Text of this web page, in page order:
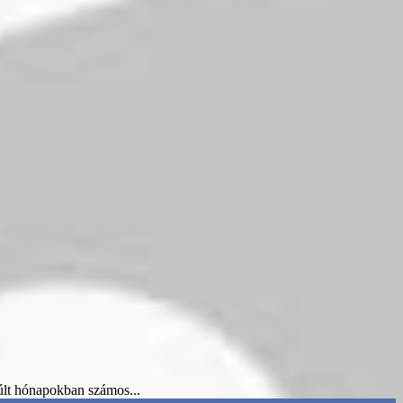
hónapokban számos...